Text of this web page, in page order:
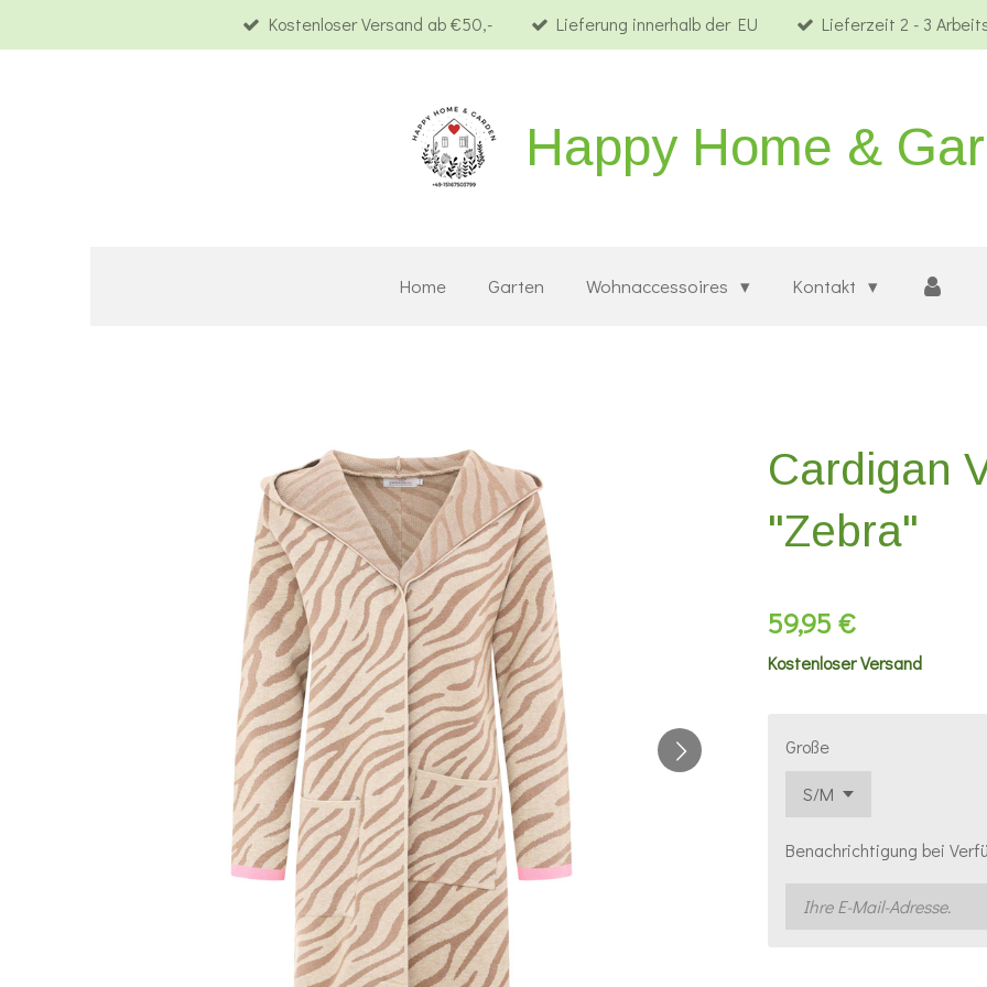
Hauptinhalt
Kostenloser Versand ab €50,- Lieferung innerhalb der EU Lieferzeit 2 - 3
Happy Home &
Home Garten Wohnaccessoires Kontakt
Cardigan
"Zebra"
59,95 €
Kostenloser Versand
Große
Benachrichtigung bei